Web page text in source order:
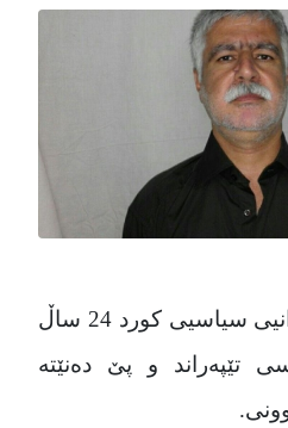
محەممەد نەزەری زیندانیی سیاسیی کورد 24 ساڵ
تێپەراند و پێ دەنێتە